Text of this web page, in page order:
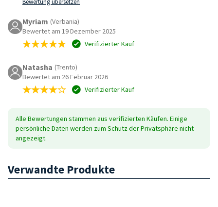
Myriam (Verbania)
Bewertet am 19 Dezember 2025
Verifizierter Kauf
Natasha (Trento)
Bewertet am 26 Februar 2026
Verifizierter Kauf
Alle Bewertungen stammen aus verifizierten Käufen. Einige
persönliche Daten werden zum Schutz der Privatsphäre nicht
angezeigt.
Verwandte Produkte